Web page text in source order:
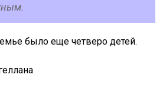
было еще четверо детей.